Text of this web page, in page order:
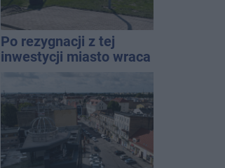
Po rezygnacji z tej
inwestycji miasto wraca